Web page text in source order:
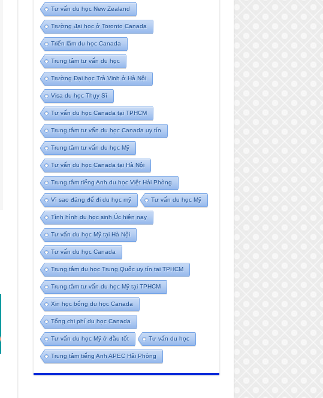
Tư vấn du học New Zealand
Trường đại học ở Toronto Canada
Triển lãm du học Canada
Trung tâm tư vấn du học
Trường Đại học Trà Vinh ở Hà Nội
Visa du học Thụy Sĩ
Tư vấn du học Canada tại TPHCM
Trung tâm tư vấn du học Canada uy tín
Trung tâm tư vấn du học Mỹ
Tư vấn du học Canada tại Hà Nội
Trung tâm tiếng Anh du học Việt Hải Phòng
Vì sao đáng để đi du học mỹ Tư vấn du học Mỹ
Tình hình du học sinh Úc hiện nay
Tư vấn du học Mỹ tại Hà Nội
Tư vấn du học Canada
Trung tâm du học Trung Quốc uy tín tại TPHCM
Trung tâm tư vấn du học Mỹ tại TPHCM
Xin học bổng du học Canada
Tổng chi phí du học Canada
Tư vấn du học Mỹ ở đầu tốt Tư vấn du học
Trung tâm tiếng Anh APEC Hải Phòng